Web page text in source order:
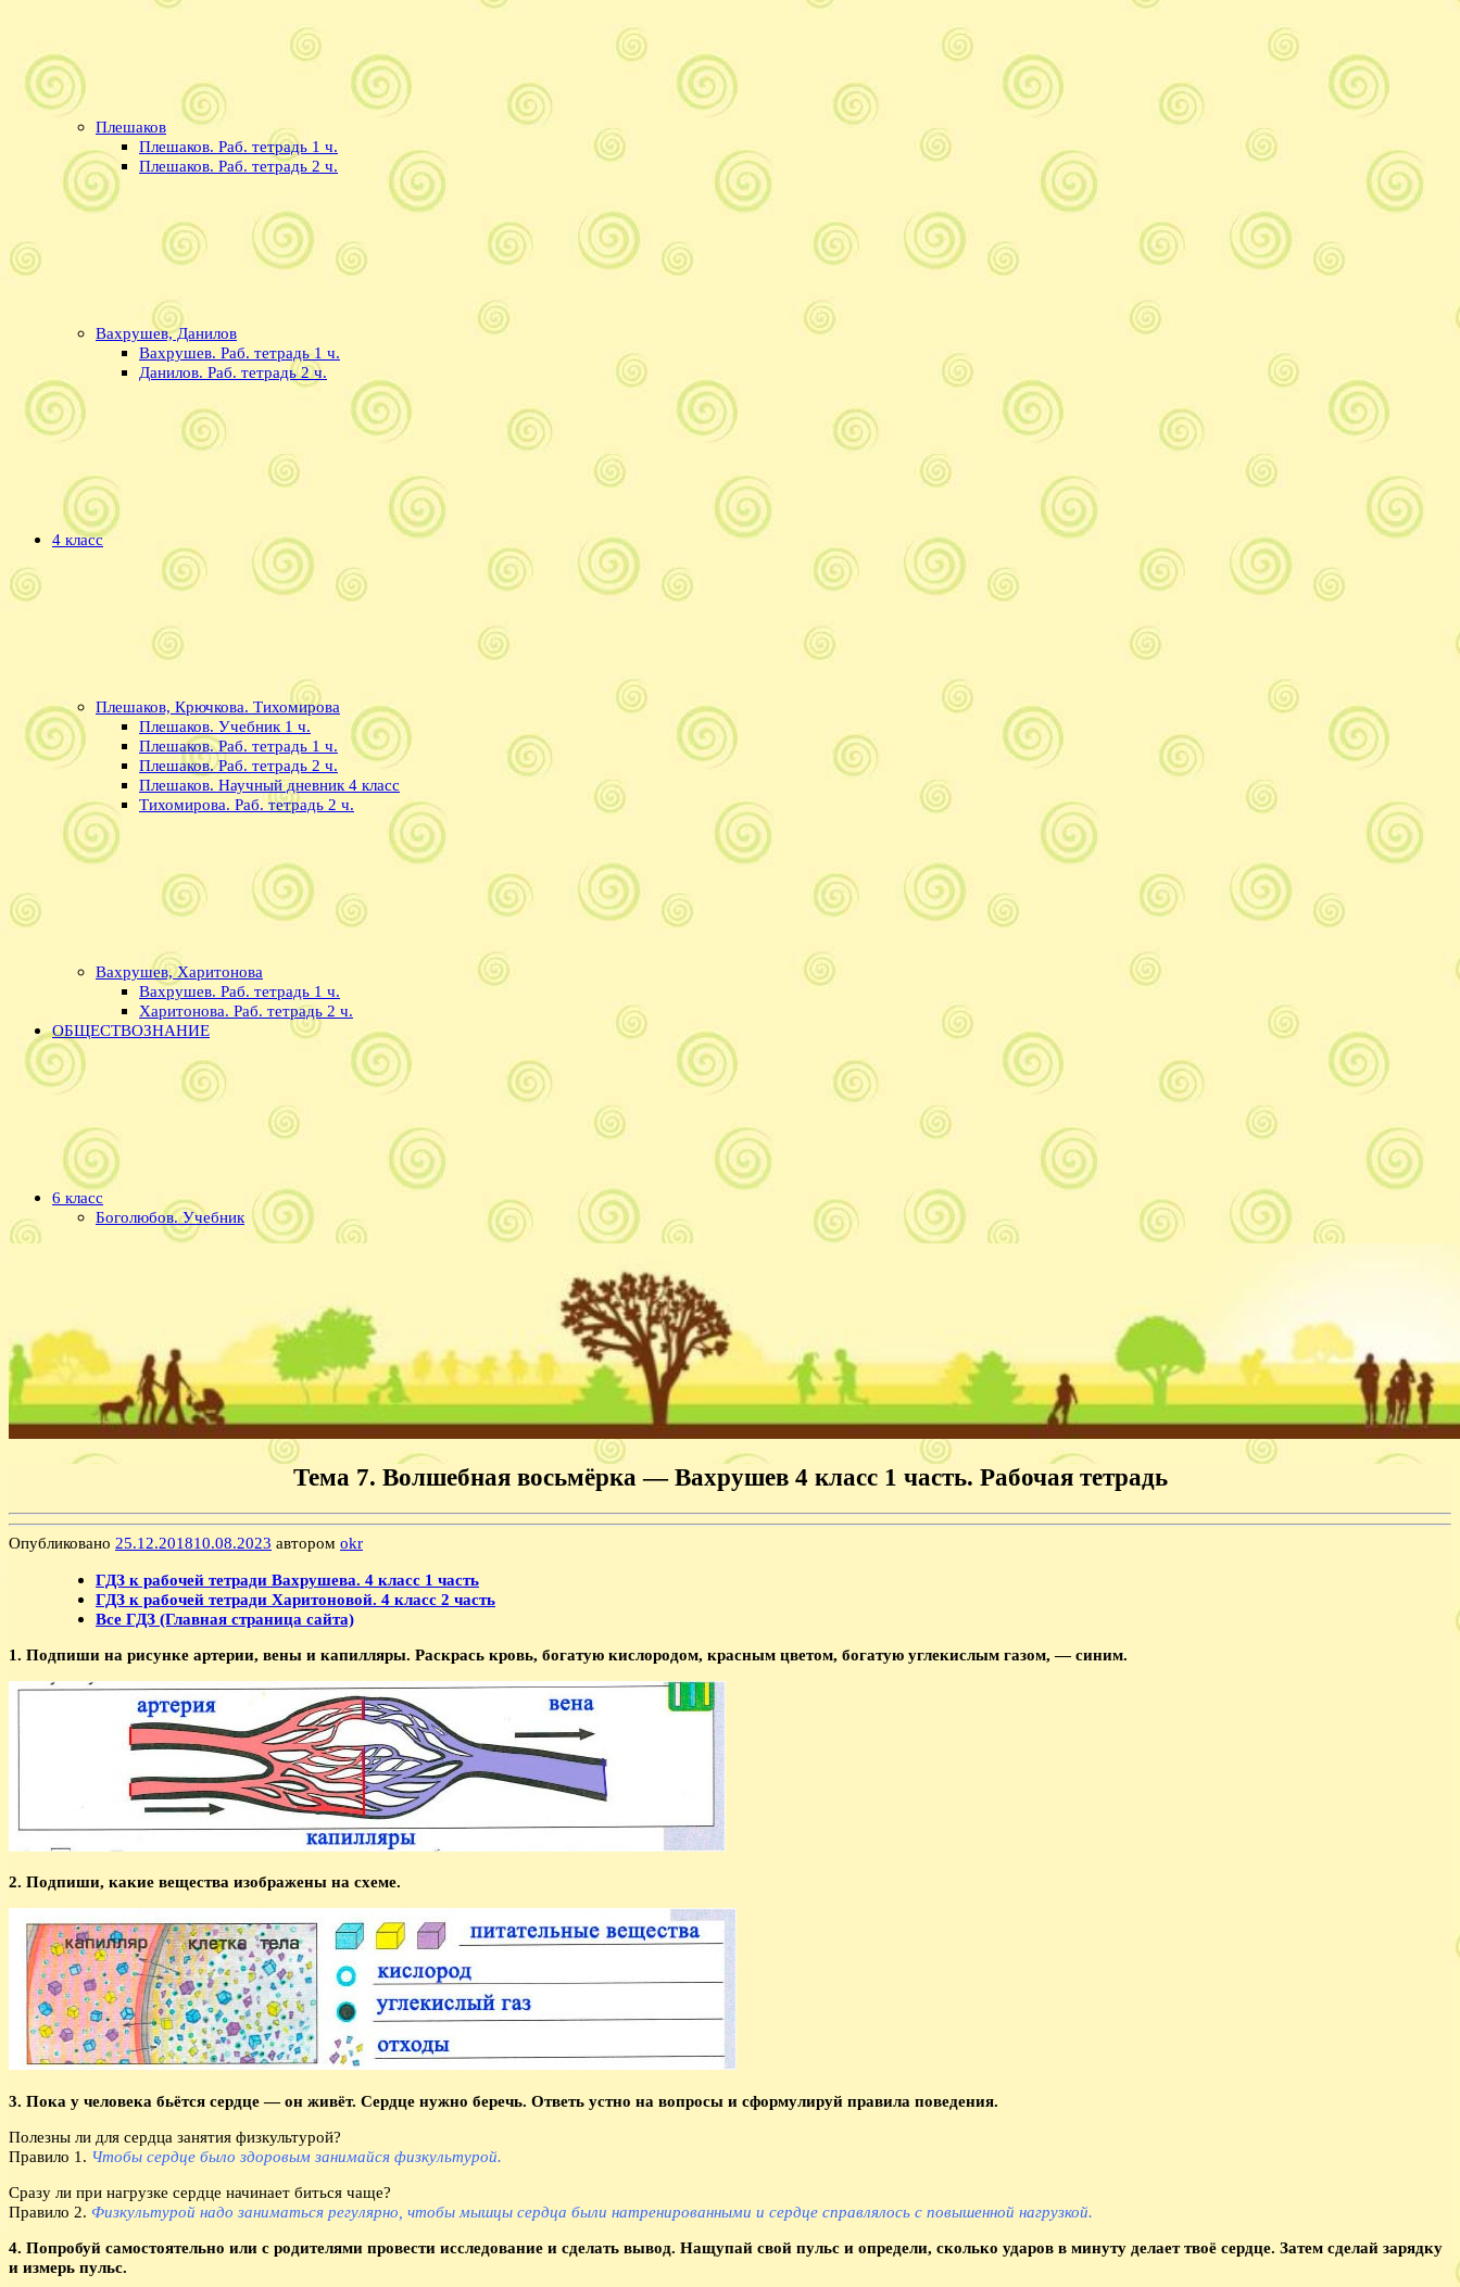
Плешаков
Плешаков. Раб. тетрадь 1 ч.
Плешаков. Раб. тетрадь 2 ч.
Вахрушев, Данилов
Вахрушев. Раб. тетрадь 1 ч.
Данилов. Раб. тетрадь 2 ч.
4 класс
Плешаков, Крючкова. Тихомирова
Плешаков. Учебник 1 ч.
Плешаков. Раб. тетрадь 1 ч.
Плешаков. Раб. тетрадь 2 ч.
Плешаков. Научный дневник 4 класс
Тихомирова. Раб. тетрадь 2 ч.
Вахрушев, Харитонова
Вахрушев. Раб. тетрадь 1 ч.
Харитонова. Раб. тетрадь 2 ч.
ОБЩЕСТВОЗНАНИЕ
6 класс
Боголюбов. Учебник
Тема 7. Волшебная восьмёрка — Вахрушев 4 класс 1 часть. Рабочая тетрадь
Опубликовано 25.12.201810.08.2023 автором okr
ГДЗ к рабочей тетради Вахрушева. 4 класс 1 часть
ГДЗ к рабочей тетради Харитоновой. 4 класс 2 часть
Все ГДЗ (Главная страница сайта)
1. Подпиши на рисунке артерии, вены и капилляры. Раскрась кровь, богатую кислородом, красным цветом, богатую углекислым газом, — синим.
2. Подпиши, какие вещества изображены на схеме.
3. Пока у человека бьётся сердце — он живёт. Сердце нужно беречь. Ответь устно на вопросы и сформулируй правила поведения.
Полезны ли для сердца занятия физкультурой?
Правило 1. Чтобы сердце было здоровым занимайся физкультурой.
Сразу ли при нагрузке сердце начинает биться чаще?
Правило 2. Физкультурой надо заниматься регулярно, чтобы мышцы сердца были натренированными и сердце справлялось с повышенной нагрузкой.
4. Попробуй самостоятельно или с родителями провести исследование и сделать вывод. Нащупай свой пульс и определи, сколько ударов в минуту делает твоё сердце. Затем сделай зарядку
и измерь пульс.